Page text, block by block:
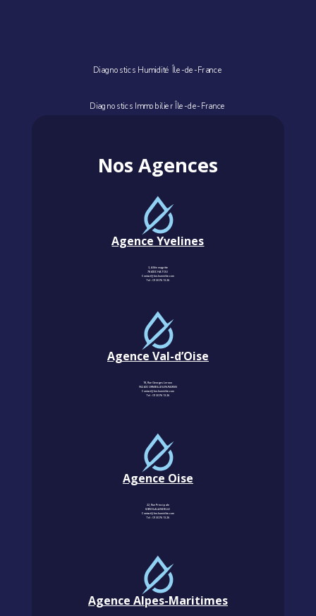
Diagnostics Humidité Île-de-France
Diagnostics Immobilier Île-de-France
Nos Agences
Agence Yvelines
3, Allée magritte
78400 CHATOU
Contact@km-humidite.com
Tel :01 30 76 13 26
Agence Val-d’Oise
18, Rue Georges Leroux
95240 CORMEILLES-EN-PARISIS
Contact@km-humidite.com
Tel :01 30 76 13 26
Agence Oise
22, Rue Principale
60850 LALANDELLE
Contact@km-humidite.com
Tel :01 30 76 13 26
Agence Alpes-Maritimes